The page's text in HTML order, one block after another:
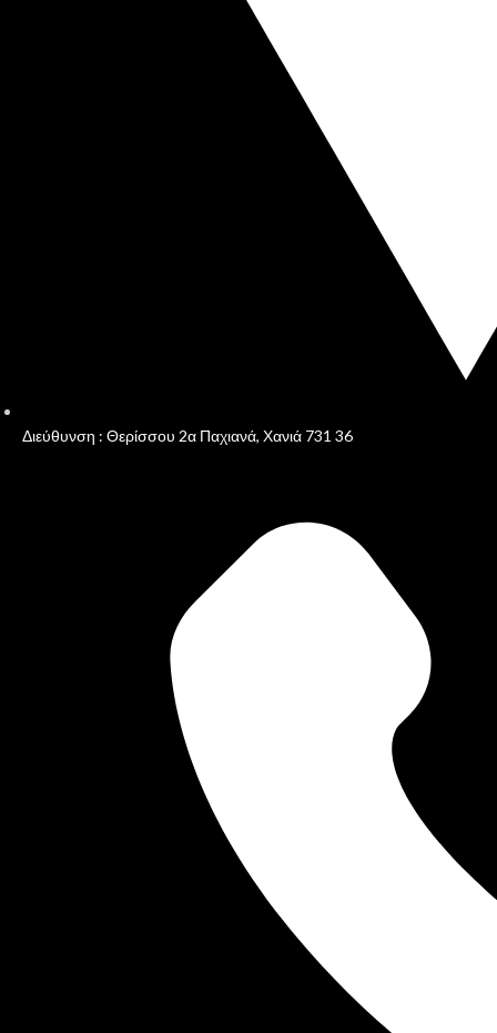
Διεύθυνση : Θερίσσου 2α Παχιανά, Χανιά 731 36